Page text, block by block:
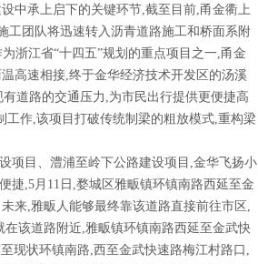
中承上启下的关键环节,截至目前,甬金衢上
工团队将迅速转入沥青道路施工和桥面系附
浙江省“十四五”规划的重点项目之一,甬金
高速相接,终于金华经济技术开发区的汤溪
道路的交通压力,为市民出行提供更便捷高
作,该项目打破传统制梁的粗放模式,重构梁
目、澧浦至岭下公路建设项目,金华飞扬小
捷,5月11日,婺城区雅畈镇环镇南路西延至金
来,雅畈人能够最终靠该道路直接前往市区,
该道路附近,雅畈镇环镇南路西延至金武快
现状环镇南路,西至金武快速路梅江村路口,